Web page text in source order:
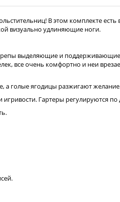
В этом комплекте есть
визуально удлиняющие ноги.
выделяющие и поддерживающие
все очень комфортно и неи
а голые ягодицы разжигают
Гартеры регулируются